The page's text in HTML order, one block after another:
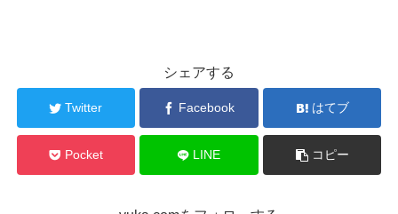
シェアする
Twitter Facebook はてブ
Pocket LINE コピー